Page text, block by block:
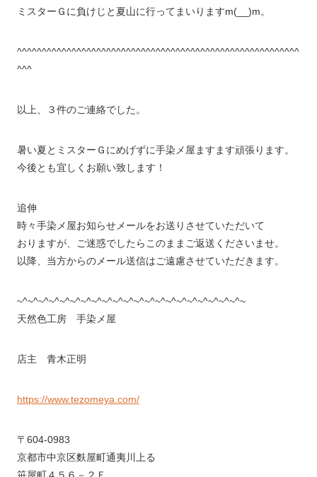
ミスターＧに負けじと夏山に行ってまいりますm(__)m。
^^^^^^^^^^^^^^^^^^^^^^^^^^^^^^^^^^^^^^^^^^^^^^^^^^^^^^^^^
^^^
以上、３件のご連絡でした。
暑い夏とミスターＧにめげずに手染メ屋ますます頑張ります。
今後とも宜しくお願い致します！
追伸
時々手染メ屋お知らせメールをお送りさせていただいて
おりますが、ご迷惑でしたらこのままご返送くださいませ。
以降、当方からのメール送信はご遠慮させていただきます。
~^~^~^~^~^~^~^~^~^~^~^~^~^~^~^~^~^~^~^~^~^~
天然色工房 手染メ屋
店主 青木正明
https://www.tezomeya.com/
〒604-0983
京都市中京区麩屋町通夷川上る